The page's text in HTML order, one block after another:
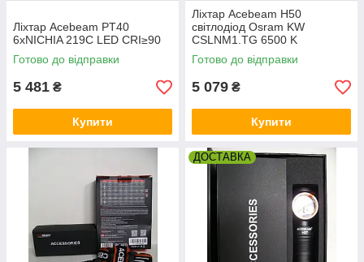
Ліхтар Acebeam PT40
6xNICHIA 219C LED CRI≥90
Готово до відправки
5 481 ₴
Купити
Ліхтар Acebeam H50
світлодіод Osram KW
CSLNM1.TG 6500 K
Готово до відправки
5 079 ₴
Купити
ДОСТАВКА